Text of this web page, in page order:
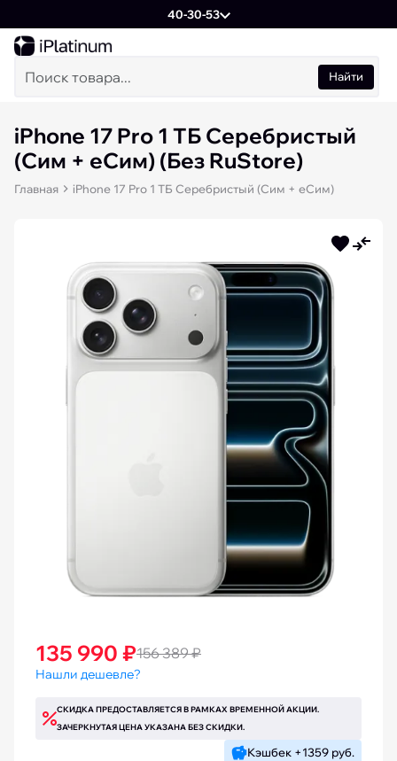
40-30-53
Найти
iPhone 17 Pro 1 ТБ Cеребристый
(Сим + еСим) (Без RuStore)
Главная iPhone 17 Pro 1 ТБ Cеребристый (Сим + еСим)
135 990 ₽156 389 ₽
Нашли дешевле?
СКИДКА ПРЕДОСТАВЛЯЕТСЯ В РАМКАХ ВРЕМЕННОЙ АКЦИИ.
ЗАЧЕРКНУТАЯ ЦЕНА УКАЗАНА БЕЗ СКИДКИ.
Кэшбек +1359 руб.